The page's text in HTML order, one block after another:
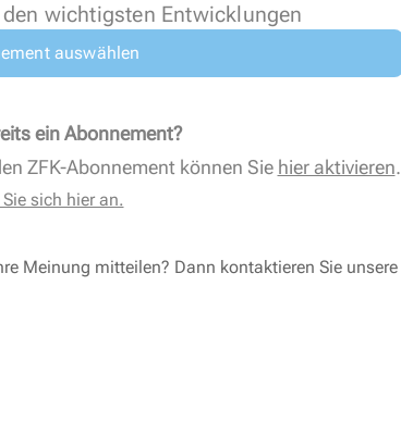
wichtigsten Entwicklungen
auswählen
ein Abonnement?
ZFK-Abonnement können Sie hier aktivieren.
sich hier an.
Meinung mitteilen? Dann kontaktieren Sie unsere